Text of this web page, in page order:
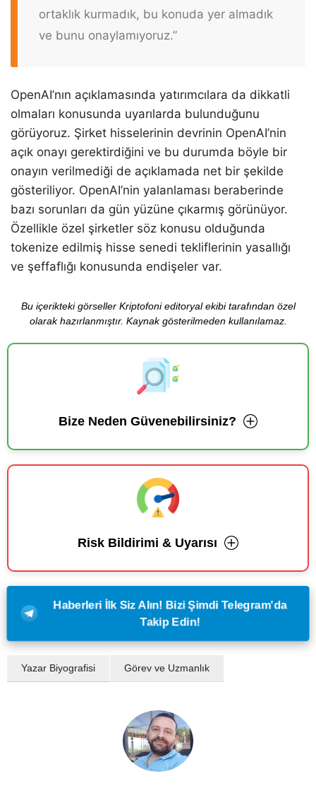
ortaklık kurmadık, bu konuda yer almadık
ve bunu onaylamıyoruz.”
OpenAI’nın açıklamasında yatırımcılara da dikkatli
olmaları konusunda uyarılarda bulunduğunu
görüyoruz. Şirket hisselerinin devrinin OpenAI’nin
açık onayı gerektirdiğini ve bu durumda böyle bir
onayın verilmediği de açıklamada net bir şekilde
gösteriliyor. OpenAI’nin yalanlaması beraberinde
bazı sorunları da gün yüzüne çıkarmış görünüyor.
Özellikle özel şirketler söz konusu olduğunda
tokenize edilmiş hisse senedi tekliflerinin yasallığı
ve şeffaflığı konusunda endişeler var.
Bu içerikteki görseller Kriptofoni editoryal ekibi tarafından özel
olarak hazırlanmıştır. Kaynak gösterilmeden kullanılamaz.
Bize Neden Güvenebilirsiniz?
Risk Bildirimi & Uyarısı
Haberleri İlk Siz Alın! Bizi Şimdi Telegram'da
Takip Edin!
Yazar Biyografisi Görev ve Uzmanlık